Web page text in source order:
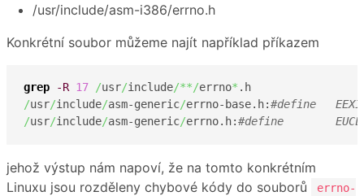
/usr/include/asm-i386/errno.h
Konkrétní soubor můžeme najít například příkazem
grep -R 17 /usr/include/**/errno*
/usr/include/asm-generic/errno-base.h:
/usr/include/asm-generic/errno.h:
jehož výstup nám napoví, že na tomto konkrétním
Linuxu jsou rozděleny chybové kódy do souborů
errno-